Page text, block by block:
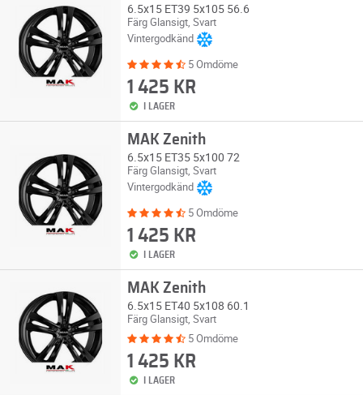
6.5x15 ET39 5x105 56.6
Färg Glansigt, Svart
Vintergodkänd
5 Omdöme
1 425 KR
I LAGER
MAK Zenith
6.5x15 ET35 5x100 72
Färg Glansigt, Svart
Vintergodkänd
5 Omdöme
1 425 KR
I LAGER
MAK Zenith
6.5x15 ET40 5x108 60.1
Färg Glansigt, Svart
5 Omdöme
1 425 KR
I LAGER